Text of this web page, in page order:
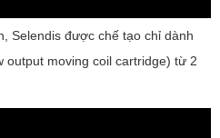
Selendis được chế tạo chỉ dành
output moving coil cartridge) từ 2